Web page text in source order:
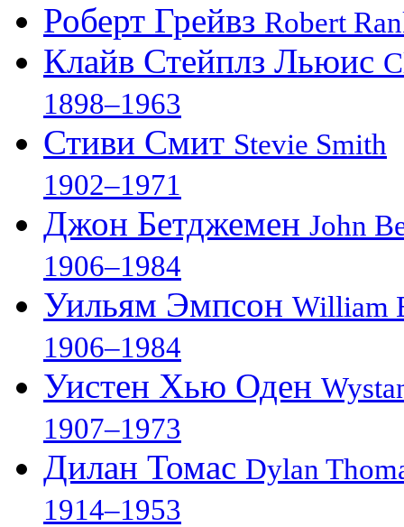
Роберт Грейвз Robert
Клайв Стейплз Льюис
1898–1963
Стиви Смит Stevie Smith
1902–1971
Джон Бетджемен John
1906–1984
Уильям Эмпсон William
1906–1984
Уистен Хью Оден
1907–1973
Дилан Томас Dylan
1914–1953